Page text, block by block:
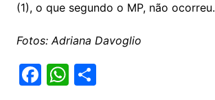
(1), o que segundo o MP, não ocorreu.
Fotos: Adriana Davoglio
F W S